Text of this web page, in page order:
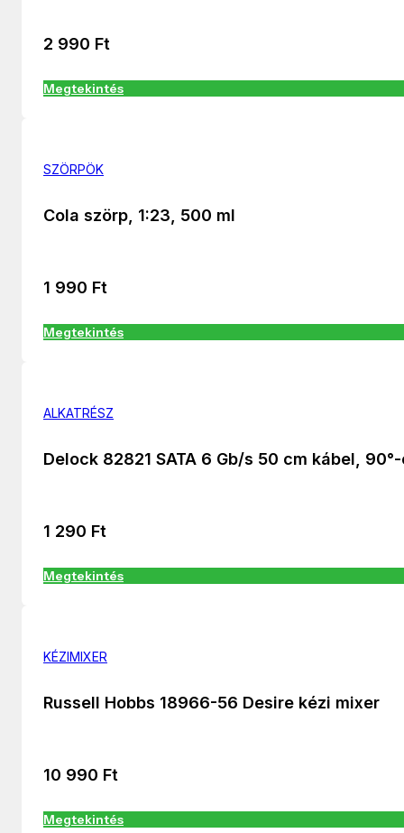
2 990 Ft
Megtekintés
SZÖRPÖK
Cola szörp, 1:23, 500 ml
1 990 Ft
Megtekintés
ALKATRÉSZ
Delock 82821 SATA 6 Gb/s 50 cm kábel,
1 290 Ft
Megtekintés
KÉZIMIXER
Russell Hobbs 18966-56 Desire kézi mixer
10 990 Ft
Megtekintés